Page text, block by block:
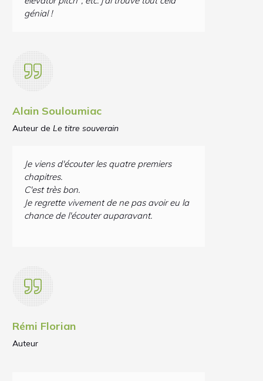
génial !
Alain Souloumiac
Auteur de Le titre souverain
Je viens d'écouter les quatre premiers
chapitres.
C'est très bon.
Je regrette vivement de ne pas avoir eu la
chance de l'écouter auparavant.
Rémi Florian
Auteur